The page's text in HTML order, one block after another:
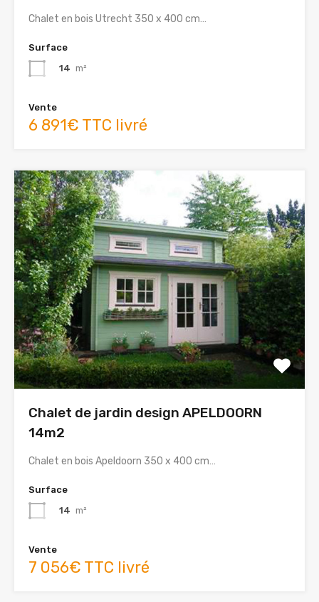
Chalet en bois Utrecht 350 x 400 cm…
Surface
14 m²
Vente
6 891€ TTC livré
Chalet de jardin design APELDOORN
14m2
Chalet en bois Apeldoorn 350 x 400 cm…
Surface
14 m²
Vente
7 056€ TTC livré